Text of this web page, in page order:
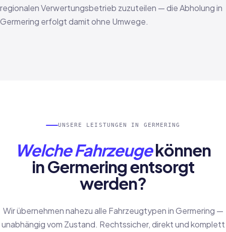
regionalen Verwertungsbetrieb zuzuteilen — die Abholung in
Germering erfolgt damit ohne Umwege.
UNSERE LEISTUNGEN IN GERMERING
Welche Fahrzeugekönnen
in Germering entsorgt
werden?
Wir übernehmen nahezu alle Fahrzeugtypen in Germering —
unabhängig vom Zustand. Rechtssicher, direkt und komplett